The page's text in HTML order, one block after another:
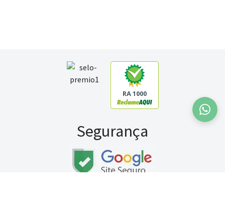
RA 1000
Segurança